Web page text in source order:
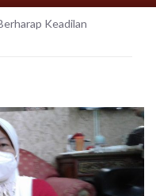
Keadilan